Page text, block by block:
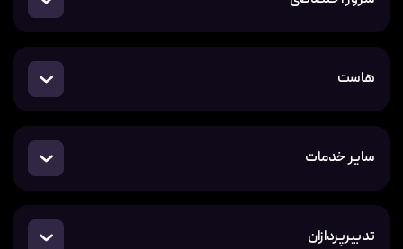
هاست
سایر خدمات
تدبیرپردازان